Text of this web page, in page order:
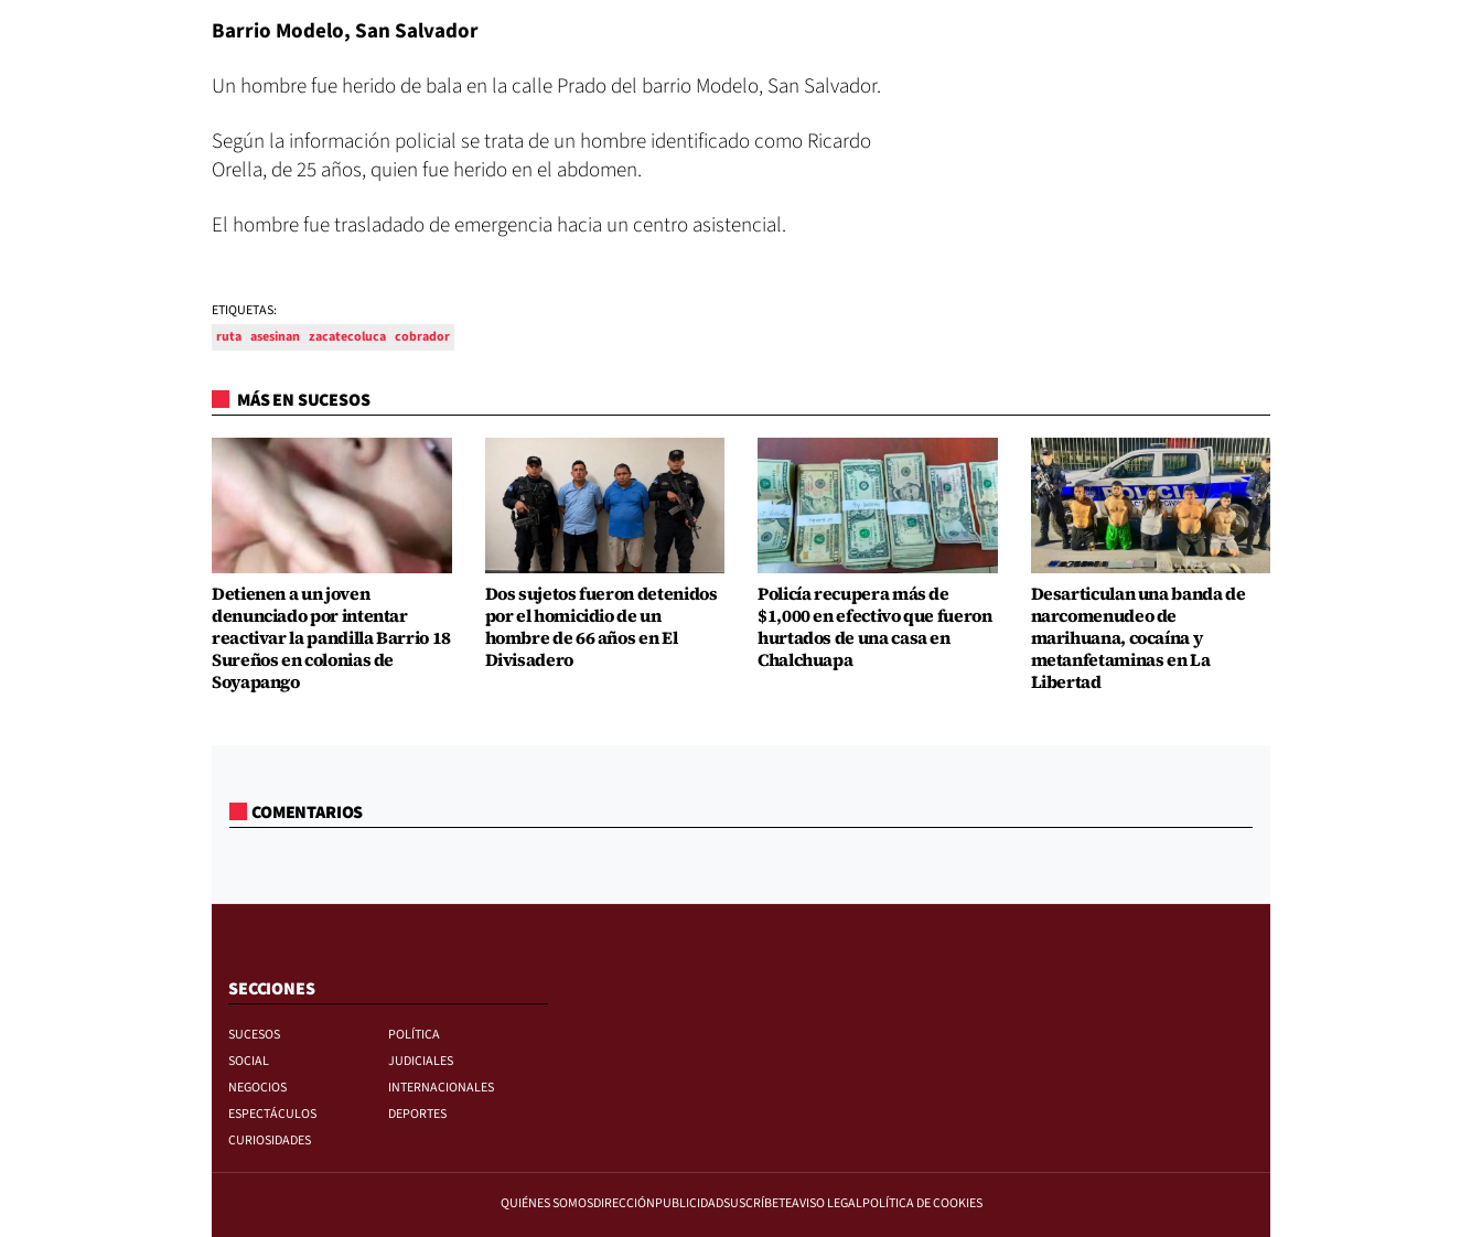
Barrio Modelo, San Salvador
Un hombre fue herido de bala en la calle Prado del barrio Modelo, San Salvador.
Según la información policial se trata de un hombre identificado como Ricardo
Orella, de 25 años, quien fue herido en el abdomen.
El hombre fue trasladado de emergencia hacia un centro asistencial.
ETIQUETAS:
ruta asesinan zacatecoluca cobrador
MÁS EN SUCESOS
Detienen a un joven
denunciado por intentar
reactivar la pandilla Barrio 18
Sureños en colonias de
Soyapango
Dos sujetos fueron detenidos
por el homicidio de un
hombre de 66 años en El
Divisadero
Policía recupera más de
$1,000 en efectivo que fueron
hurtados de una casa en
Chalchuapa
Desarticulan una banda de
narcomenudeo de
marihuana, cocaína y
metanfetaminas en La
Libertad
COMENTARIOS
SECCIONES
SUCESOS
POLÍTICA
SOCIAL
JUDICIALES
NEGOCIOS
INTERNACIONALES
ESPECTÁCULOS
DEPORTES
CURIOSIDADES
QUIÉNES SOMOSDIRECCIÓNPUBLICIDADSUSCRÍBETEAVISO LEGALPOLÍTICA DE COOKIES